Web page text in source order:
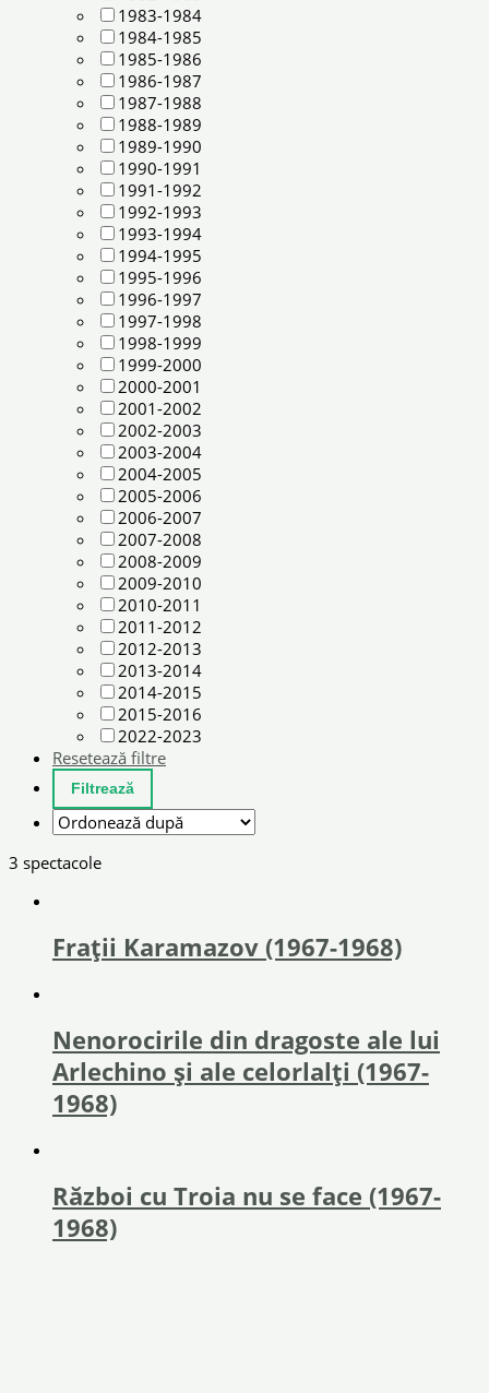
1983-1984
1984-1985
1985-1986
1986-1987
1987-1988
1988-1989
1989-1990
1990-1991
1991-1992
1992-1993
1993-1994
1994-1995
1995-1996
1996-1997
1997-1998
1998-1999
1999-2000
2000-2001
2001-2002
2002-2003
2003-2004
2004-2005
2005-2006
2006-2007
2007-2008
2008-2009
2009-2010
2010-2011
2011-2012
2012-2013
2013-2014
2014-2015
2015-2016
2022-2023
Resetează filtre
3 spectacole
Fraţii Karamazov (1967-1968)
Nenorocirile din dragoste ale lui
Arlechino și ale celorlalți (1967-
1968)
Război cu Troia nu se face (1967-
1968)